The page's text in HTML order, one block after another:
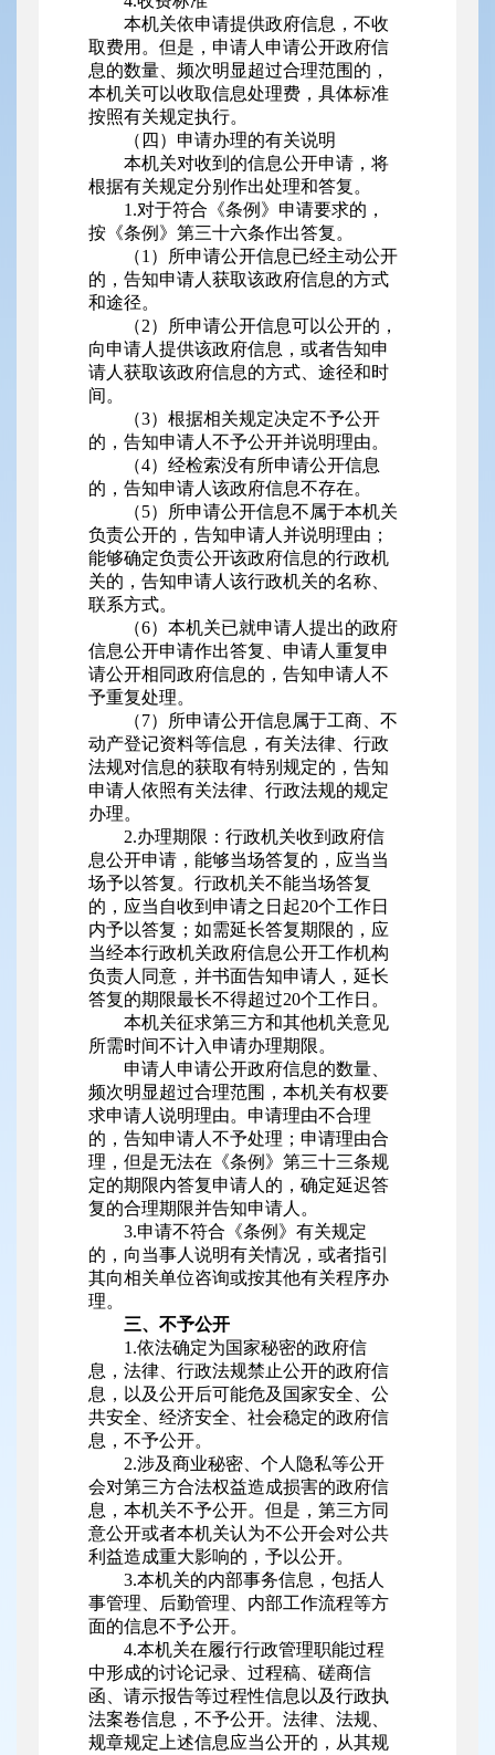
本机关依申请提供政府信息，不收
取费用。但是，申请人申请公开政府信
息的数量、频次明显超过合理范围的，
本机关可以收取信息处理费，具体标准
按照有关规定执行。
（四）申请办理的有关说明
本机关对收到的信息公开申请，将
根据有关规定分别作出处理和答复。
1.对于符合《条例》申请要求的，
按《条例》第三十六条作出答复。
（1）所申请公开信息已经主动公开
的，告知申请人获取该政府信息的方式
和途径。
（2）所申请公开信息可以公开的，
向申请人提供该政府信息，或者告知申
请人获取该政府信息的方式、途径和时
间。
（3）根据相关规定决定不予公开
的，告知申请人不予公开并说明理由。
（4）经检索没有所申请公开信息
的，告知申请人该政府信息不存在。
（5）所申请公开信息不属于本机关
负责公开的，告知申请人并说明理由；
能够确定负责公开该政府信息的行政机
关的，告知申请人该行政机关的名称、
联系方式。
（6）本机关已就申请人提出的政府
信息公开申请作出答复、申请人重复申
请公开相同政府信息的，告知申请人不
予重复处理。
（7）所申请公开信息属于工商、不
动产登记资料等信息，有关法律、行政
法规对信息的获取有特别规定的，告知
申请人依照有关法律、行政法规的规定
办理。
2.办理期限：行政机关收到政府信
息公开申请，能够当场答复的，应当当
场予以答复。行政机关不能当场答复
的，应当自收到申请之日起20个工作日
内予以答复；如需延长答复期限的，应
当经本行政机关政府信息公开工作机构
负责人同意，并书面告知申请人，延长
答复的期限最长不得超过20个工作日。
本机关征求第三方和其他机关意见
所需时间不计入申请办理期限。
申请人申请公开政府信息的数量、
频次明显超过合理范围，本机关有权要
求申请人说明理由。申请理由不合理
的，告知申请人不予处理；申请理由合
理，但是无法在《条例》第三十三条规
定的期限内答复申请人的，确定延迟答
复的合理期限并告知申请人。
3.申请不符合《条例》有关规定
的，向当事人说明有关情况，或者指引
其向相关单位咨询或按其他有关程序办
理。
三、不予公开
1.依法确定为国家秘密的政府信
息，法律、行政法规禁止公开的政府信
息，以及公开后可能危及国家安全、公
共安全、经济安全、社会稳定的政府信
息，不予公开。
2.涉及商业秘密、个人隐私等公开
会对第三方合法权益造成损害的政府信
息，本机关不予公开。但是，第三方同
意公开或者本机关认为不公开会对公共
利益造成重大影响的，予以公开。
3.本机关的内部事务信息，包括人
事管理、后勤管理、内部工作流程等方
面的信息不予公开。
4.本机关在履行行政管理职能过程
中形成的讨论记录、过程稿、磋商信
函、请示报告等过程性信息以及行政执
法案卷信息，不予公开。法律、法规、
规章规定上述信息应当公开的，从其规